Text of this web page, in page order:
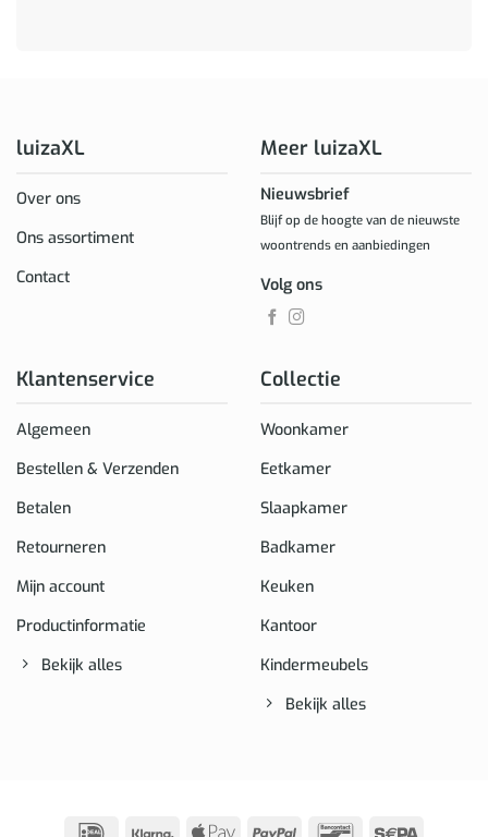
luizaXL
Over ons
Ons assortiment
Contact
Klantenservice
Algemeen
Bestellen & Verzenden
Betalen
Retourneren
Mijn account
Productinformatie
Bekijk alles
Collectie
Woonkamer
Eetkamer
Slaapkamer
Badkamer
Keuken
Kantoor
Kindermeubels
Bekijk alles
Meer luizaXL
Nieuwsbrief
Blijf op de hoogte van de nieuwste
woontrends en aanbiedingen
Volg ons
IDeal Klarna Apple PayPal Bancontact